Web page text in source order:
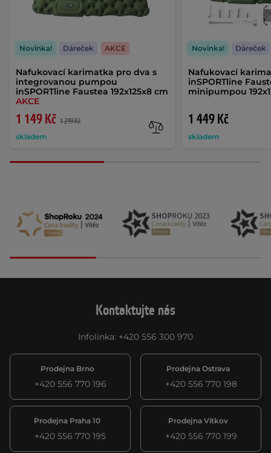
Nafukovací karimatka pro dva s
integrovanou pumpou
inSPORTline Faustea 192x125x8 cm
AKCE
1 149 Kč 1 249 Kč
skladem
Novinka! Dáreček AKCE
Nafukovací
inSPORTline
minipumpou
1 449 Kč
skladem
Novinka! Dáreček
Kontaktujte nás
Infolinka: +420 556 300 970
Prodejna Brno
+420 556 770 196
Prodejna Ostrava
+420 556 770 198
Prodejna Praha 10
+420 556 770 195
Prodejna Vítkov
+420 556 770 199